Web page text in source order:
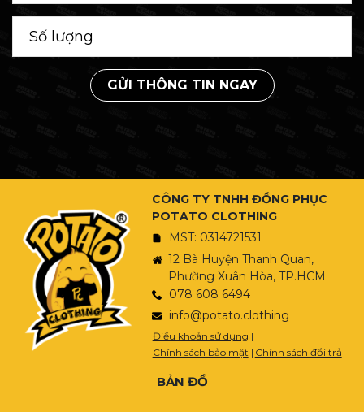
GỬI THÔNG TIN NGAY
CÔNG TY TNHH ĐỒNG PHỤC
POTATO CLOTHING
MST: 0314721531
12 Bà Huyện Thanh Quan,
Phường Xuân Hòa, TP.HCM
078 608 6494
info@potato.clothing
Điều khoản sử dụng |
Chính sách bảo mật | Chính sách đổi trả
BẢN ĐỒ